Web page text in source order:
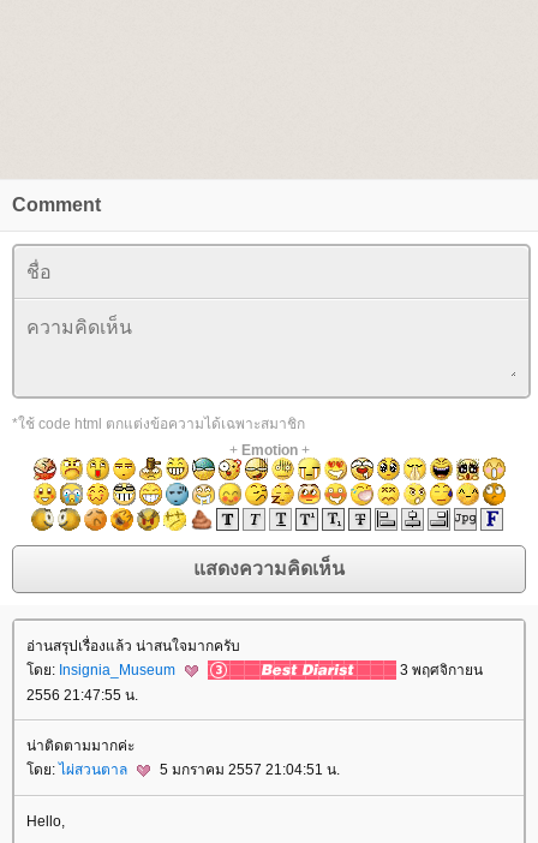
Comment
*ใช้ code html ตกแต่งข้อความได้เฉพาะสมาชิก
+ Emotion+
อ่านสรุปเรื่องแล้ว น่าสนใจมากครับ
ดย: Insignia_Museum
3 พฤศจิกายน
2556 21:47:55 น.
น่าติดตามมากค่ะ
ดย:ไผ่สวนตาล 5 มกราคม 2557 21:04:51 น.
Hello,